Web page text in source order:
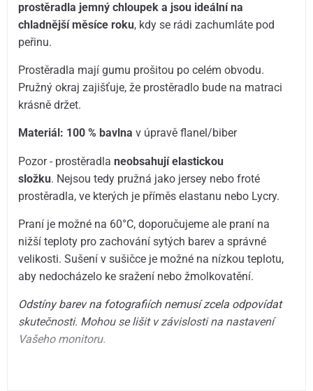
prostěradla jemný chloupek a jsou ideální na
chladnější měsíce roku, kdy se rádi zachumláte pod
peřinu.
Prostěradla mají gumu prošitou po celém obvodu.
Pružný okraj zajišťuje, že prostěradlo bude na matraci
krásně držet.
Materiál: 100 % bavlna v úpravě flanel/biber
Pozor - prostěradlaneobsahují elastickou
složku. Nejsou tedy pružná jako jersey nebo froté
prostěradla, ve kterých je příměs elastanu nebo Lycry.
Praní je možné na 60°C, doporučujeme ale praní na
nižší teploty pro zachování sytých barev a správné
velikosti. Sušení v sušičce je možné na nízkou teplotu,
aby nedocházelo ke sražení nebo žmolkovatění.
Odstíny barev na fotografiích nemusí zcela odpovídat
skutečnosti. Mohou se lišit v závislosti na nastavení
Vašeho monitoru.